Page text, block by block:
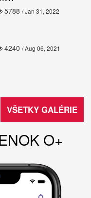
5788 / Jan 31, 2022
4240 / Aug 06, 2021
VŠETKY GALÉRIE
O+